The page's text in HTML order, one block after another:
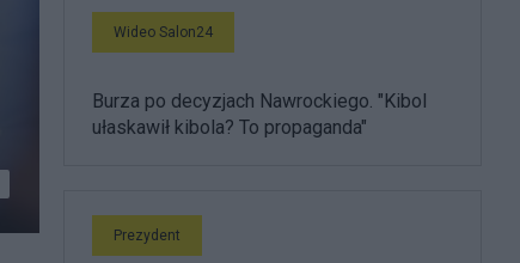
Wideo Salon24
Burza po decyzjach Nawrockiego. "Kibol
ułaskawił kibola? To propaganda"
Prezydent